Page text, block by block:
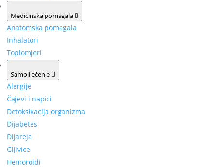
Medicinska pomagala
Anatomska pomagala
Inhalatori
Toplomjeri
Samoliječenje
Alergije
Čajevi i napici
Detoksikacija organizma
Dijabetes
Dijareja
Gljivice
Hemoroidi